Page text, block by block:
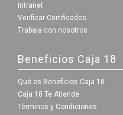
Intranet
Verificar Certificados
Trabaja con nosotros
Beneficios Caja 18
Qué es Beneficios Caja 18
Caja 18 Te Atiende
Términos y Condiciones